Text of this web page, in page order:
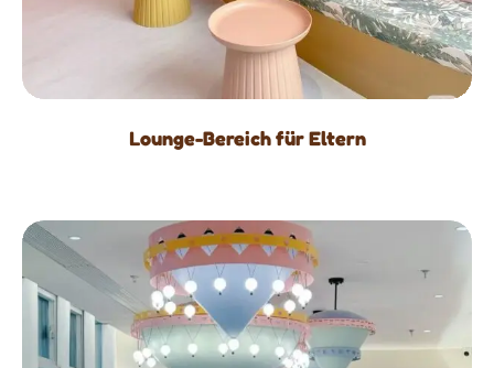
Lounge-Bereich für Eltern